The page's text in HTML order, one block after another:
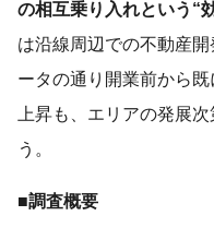
の相互乗り入れという “
は沿線周辺での不動産
ータの通り開業前から
上昇も、エリアの発展
う。
■調査概要